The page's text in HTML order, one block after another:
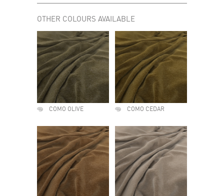
OTHER COLOURS AVAILABLE
COMO OLIVE COMO CEDAR